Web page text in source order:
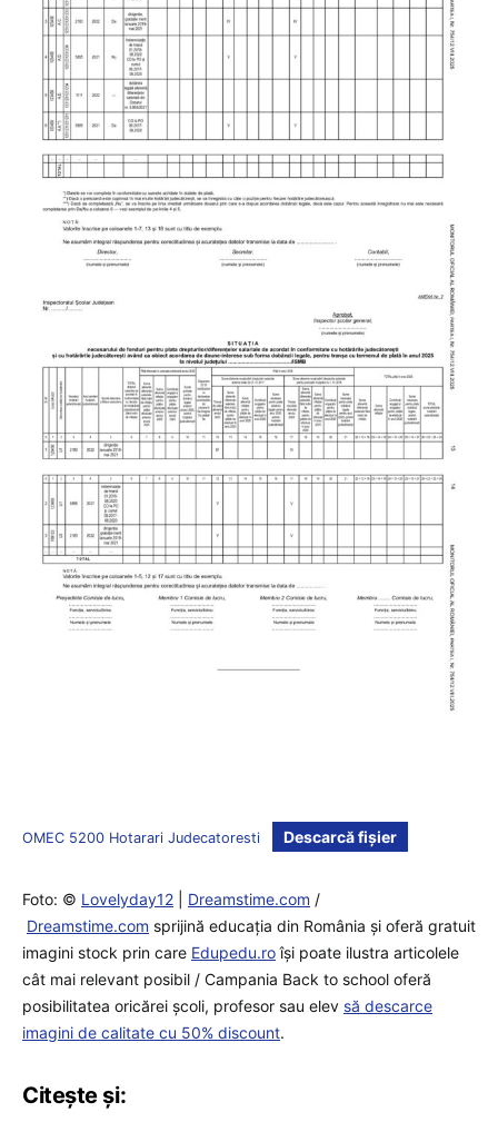
OMEC 5200 Hotarari Judecatoresti Descarcă fișier
Foto: © Lovelyday12 Dreamstime.com /
Dreamstime.com sprijină educaţia din România şi oferă gratuit
imagini stock prin care Edupedu.roîşi poate ilustra articolele
cât mai relevant posibil / Campania Back to school oferă
posibilitatea oricărei școli, profesor sau elev să descarce
imagini de calitate cu 50% discount.
Citește și: